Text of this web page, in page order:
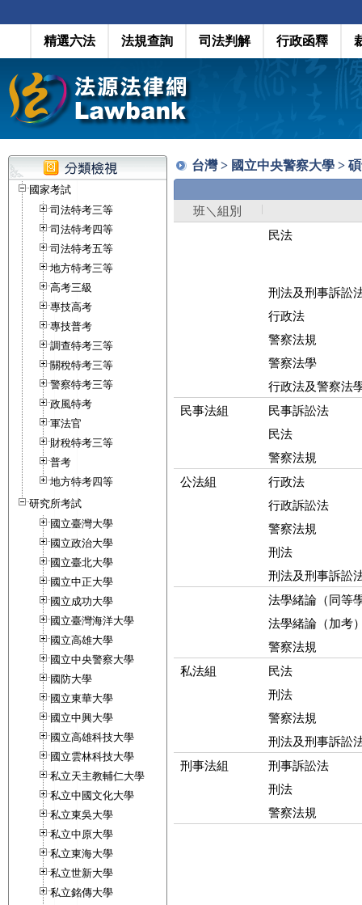
精選六法 法規查詢 司法判解 行政函釋
國家考試
司法特考三等
司法特考四等
司法特考五等
地方特考三等
高考三級
專技高考
專技普考
調查特考三等
關稅特考三等
警察特考三等
政風特考
軍法官
財稅特考三等
普考
地方特考四等
研究所考試
國立臺灣大學
國立政治大學
國立臺北大學
國立中正大學
國立成功大學
國立臺灣海洋大學
國立高雄大學
國立中央警察大學
國防大學
國立東華大學
國立中興大學
國立高雄科技大學
國立雲林科技大學
私立天主教輔仁大學
私立中國文化大學
私立東吳大學
私立中原大學
私立東海大學
私立世新大學
私立銘傳大學
台灣 > 國立中央警察大學 >
班＼組別
民法
刑法及刑事訴訟
行政法
警察法規
警察法學
行政法及警察法
民事法組
民事訴訟法
民法
警察法規
公法組
行政法
行政訴訟法
警察法規
刑法
刑法及刑事訴訟
法學緒論（同等
法學緒論（加考
警察法規
私法組
民法
刑法
警察法規
刑法及刑事訴訟
刑事法組
刑事訴訟法
刑法
警察法規